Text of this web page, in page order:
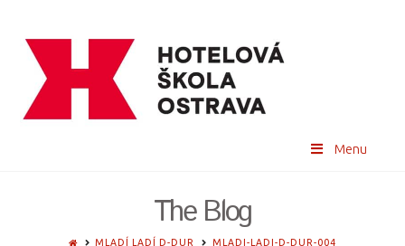
Menu
The Blog
HOMEMLADÍ LADÍ D-DUR MLADI-LADI-D-DUR-004